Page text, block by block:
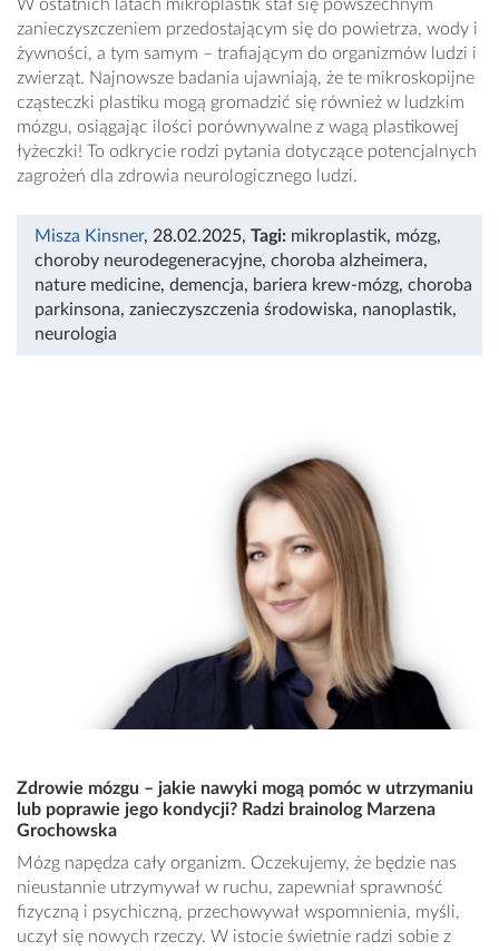
W ostatnich latach mikroplastik stał się powszechnym
zanieczyszczeniem przedostającym się do powietrza, wody i
żywności, a tym samym – trafiającym do organizmów ludzi i
zwierząt. Najnowsze badania ujawniają, że te mikroskopijne
cząsteczki plastiku mogą gromadzić się również w ludzkim
mózgu, osiągając ilości porównywalne z wagą plastikowej
łyżeczki! To odkrycie rodzi pytania dotyczące potencjalnych
zagrożeń dla zdrowia neurologicznego ludzi.
Misza Kinsner, 28.02.2025, Tagi: mikroplastik, mózg,
choroby neurodegeneracyjne, choroba alzheimera,
nature medicine, demencja, bariera krew-mózg, choroba
parkinsona, zanieczyszczenia środowiska, nanoplastik,
neurologia
Zdrowie mózgu – jakie nawyki mogą pomóc w utrzymaniu
lub poprawie jego kondycji? Radzi brainolog Marzena
Grochowska
Mózg napędza cały organizm. Oczekujemy, że będzie nas
nieustannie utrzymywał w ruchu, zapewniał sprawność
fizyczną i psychiczną, przechowywał wspomnienia, myśli,
uczył się nowych rzeczy. W istocie świetnie radzi sobie z